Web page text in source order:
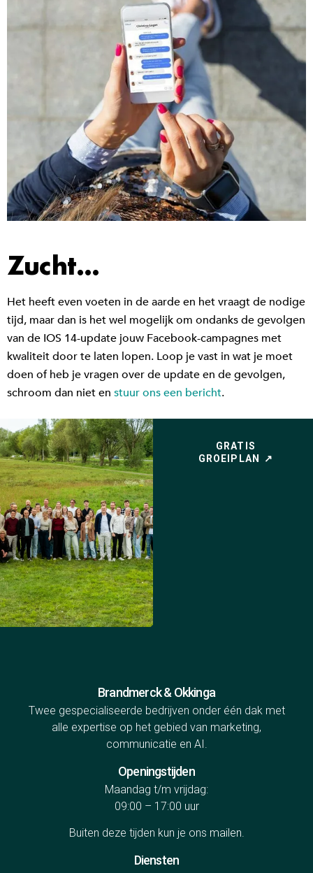
Zucht...
Het heeft even voeten in de aarde en het vraagt de nodige
tijd, maar dan is het wel mogelijk om ondanks de gevolgen
van de IOS 14-update jouw Facebook-campagnes met
kwaliteit door te laten lopen. Loop je vast in wat je moet
doen of heb je vragen over de update en de gevolgen,
schroom dan niet en stuur ons een bericht.
GRATIS
GROEIPLAN
Brandmerck & Okkinga
Twee gespecialiseerde bedrijven onder één dak met
alle expertise op het gebied van marketing,
communicatie en AI.
Openingstijden
Maandag t/m vrijdag:
09:00 – 17:00 uur
Buiten deze tijden kun je ons mailen.
Diensten